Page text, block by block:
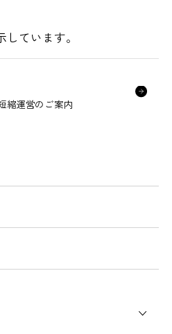
しています。
縮運営のご案内